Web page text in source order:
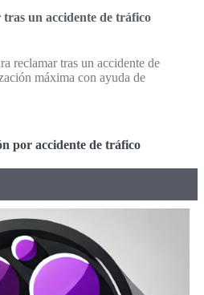
un accidente de tráfico
reclamar tras un accidente de
máxima con ayuda de
por accidente de tráfico